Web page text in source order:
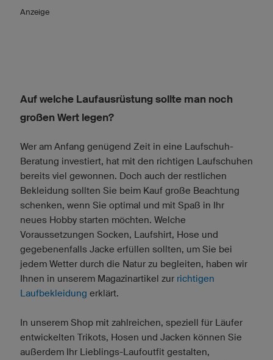
Anzeige
Auf welche Laufausrüstung sollte man noch
großen Wert legen?
Wer am Anfang genügend Zeit in eine Laufschuh-
Beratung investiert, hat mit den richtigen Laufschuhen
bereits viel gewonnen. Doch auch der restlichen
Bekleidung sollten Sie beim Kauf große Beachtung
schenken, wenn Sie optimal und mit Spaß in Ihr
neues Hobby starten möchten. Welche
Voraussetzungen Socken, Laufshirt, Hose und
gegebenenfalls Jacke erfüllen sollten, um Sie bei
jedem Wetter durch die Natur zu begleiten, haben wir
Ihnen in unserem Magazinartikel zur richtigen
Laufbekleidung erklärt.
In unserem Shop mit zahlreichen, speziell für Läufer
entwickelten Trikots, Hosen und Jacken können Sie
außerdem Ihr Lieblings-Laufoutfit gestalten,